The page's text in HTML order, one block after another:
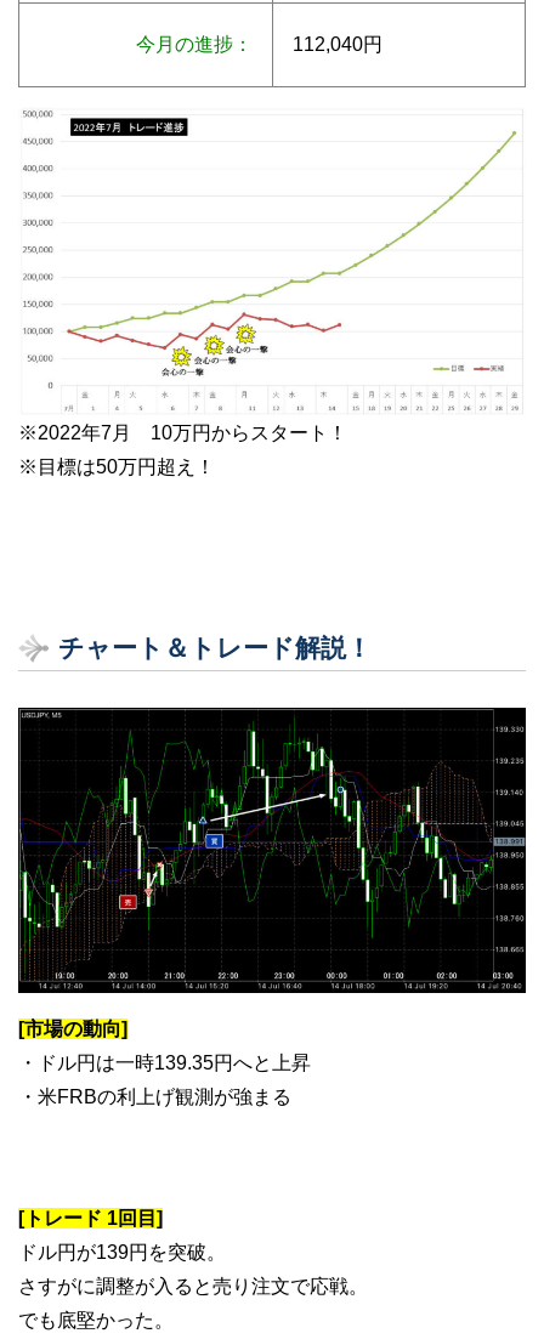
今月の進捗： 112,040円
※2022年7月 10万円からスタート！
※目標は50万円超え！
チャート＆トレード解説！
[市場の動向]
・ドル円は一時139.35円へと上昇
・米FRBの利上げ観測が強まる
[トレード 1回目]
ドル円が139円を突破。
さすがに調整が入ると売り注文で応戦。
でも底堅かった。